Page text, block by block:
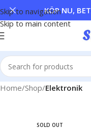
Skip to navigation
Skip to main content
KÖP NU,
Home Shop Elektronik
SOLD OUT